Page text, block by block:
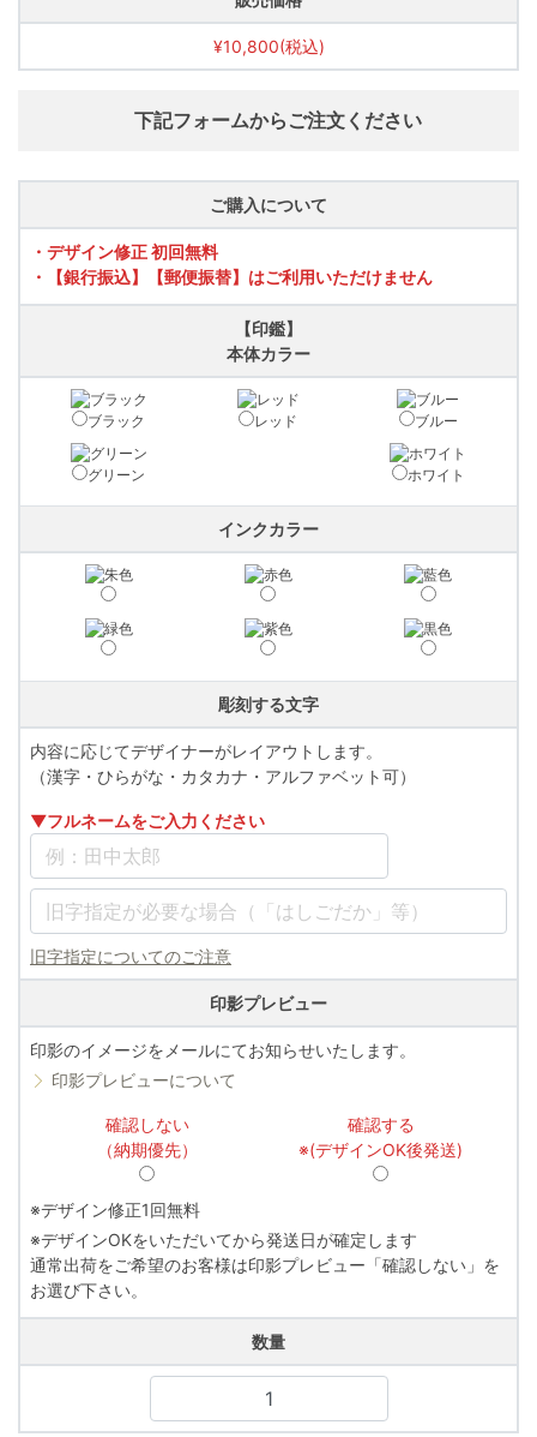
¥10,800(税込)
下記フォームからご注文ください
ご購入について
・デザイン修正 初回無料
・【銀行振込】【郵便振替】はご利用いただけません
【印鑑】
本体カラー
ブラック レッド ブルー
グリーン ホワイト
インクカラー
彫刻する文字
内容に応じてデザイナーがレイアウトします。
（漢字・ひらがな・カタカナ・アルファベット可）
▼フルネームをご入力ください
旧字指定についてのご注意
印影プレビュー
印影のイメージをメールにてお知らせいたします。
印影プレビューについて
確認しない
（納期優先）
確認する
※(デザインOK後発送)
※デザイン修正1回無料
※デザインOKをいただいてから発送日が確定します
通常出荷をご希望のお客様は印影プレビュー「確認しない」を
お選び下さい。
数量